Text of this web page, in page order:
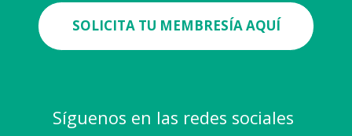
SOLICITA TU MEMBRESÍA AQUÍ
Síguenos en las redes sociales